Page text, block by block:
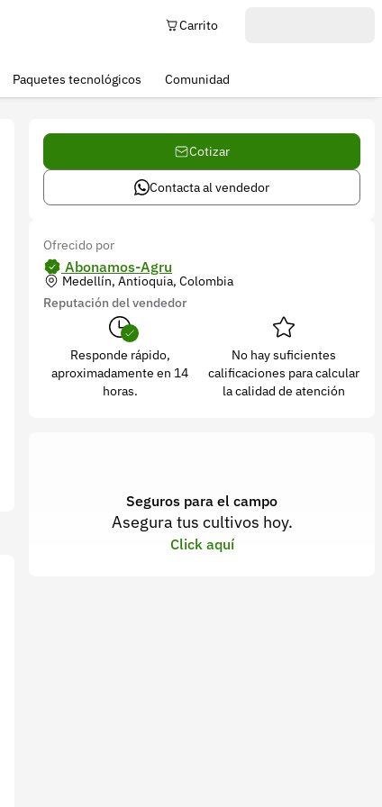
Carrito
Paquetes tecnológicos Comunidad
Cotizar
Contacta al vendedor
Ofrecido por
Abonamos-Agru
Medellín, Antioquia, Colombia
Reputación del vendedor
Responde rápido,
aproximadamente en 14
horas.
No hay suficientes
calificaciones para calcular
la calidad de atención
Seguros para el campo
Asegura tus cultivos hoy.
Click aquí